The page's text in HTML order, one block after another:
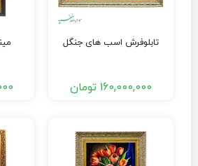
تابلوفرش اسب های جنگل
160,000,000 تومان